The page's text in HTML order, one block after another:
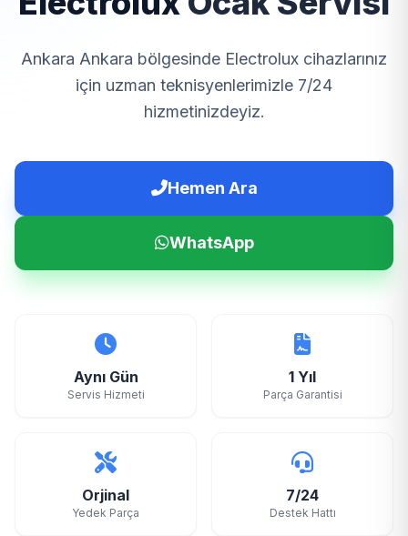
Ankara Ankara bölgesinde Electrolux cihazlarınız
için uzman teknisyenlerimizle 7/24
hizmetinizdeyiz.
Hemen Ara
WhatsApp
Aynı Gün
Servis Hizmeti
1 Yıl
Parça Garantisi
Orjinal
Yedek Parça
7/24
Destek Hattı